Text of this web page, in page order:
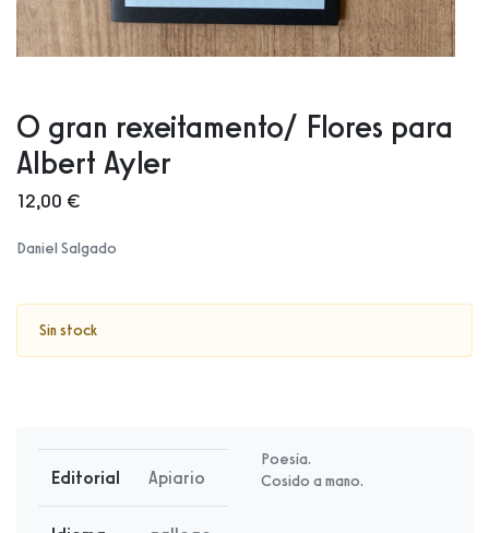
O gran rexeitamento/ Flores para
Albert Ayler
12,00 €
Daniel Salgado
Sin stock
Editorial Apiario
Poesía.
Cosido a mano.